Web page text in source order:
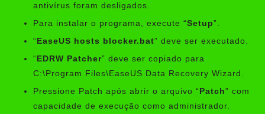
antivírus foram desligados.
Para instalar o programa, execute “Setup”.
“ EaseUS hosts blocker.bat” deve ser executado.
“ EDRW Patcher” deve ser copiado para
C:\Program Files\EaseUS Data Recovery Wizard.
Pressione Patch após abrir o arquivo “ Patch” com
capacidade de execução como administrador.